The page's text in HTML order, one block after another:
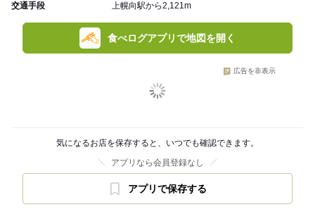
交通手段 上幌向駅から2,121m
食べログアプリで地図を開く
広告を非表示
気になるお店を保存すると、いつでも確認できます。
アプリなら会員登録なし
アプリで保存する